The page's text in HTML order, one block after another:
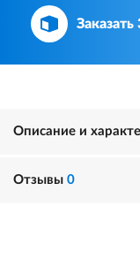
Описание и
Отзывы 0